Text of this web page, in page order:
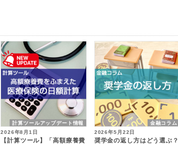
計算ツールアップデート情報
2026年8月1日
【計算ツール】「高額療養費
金融コラム
2026年5月22日
奨学金の返し方はどう選ぶ？